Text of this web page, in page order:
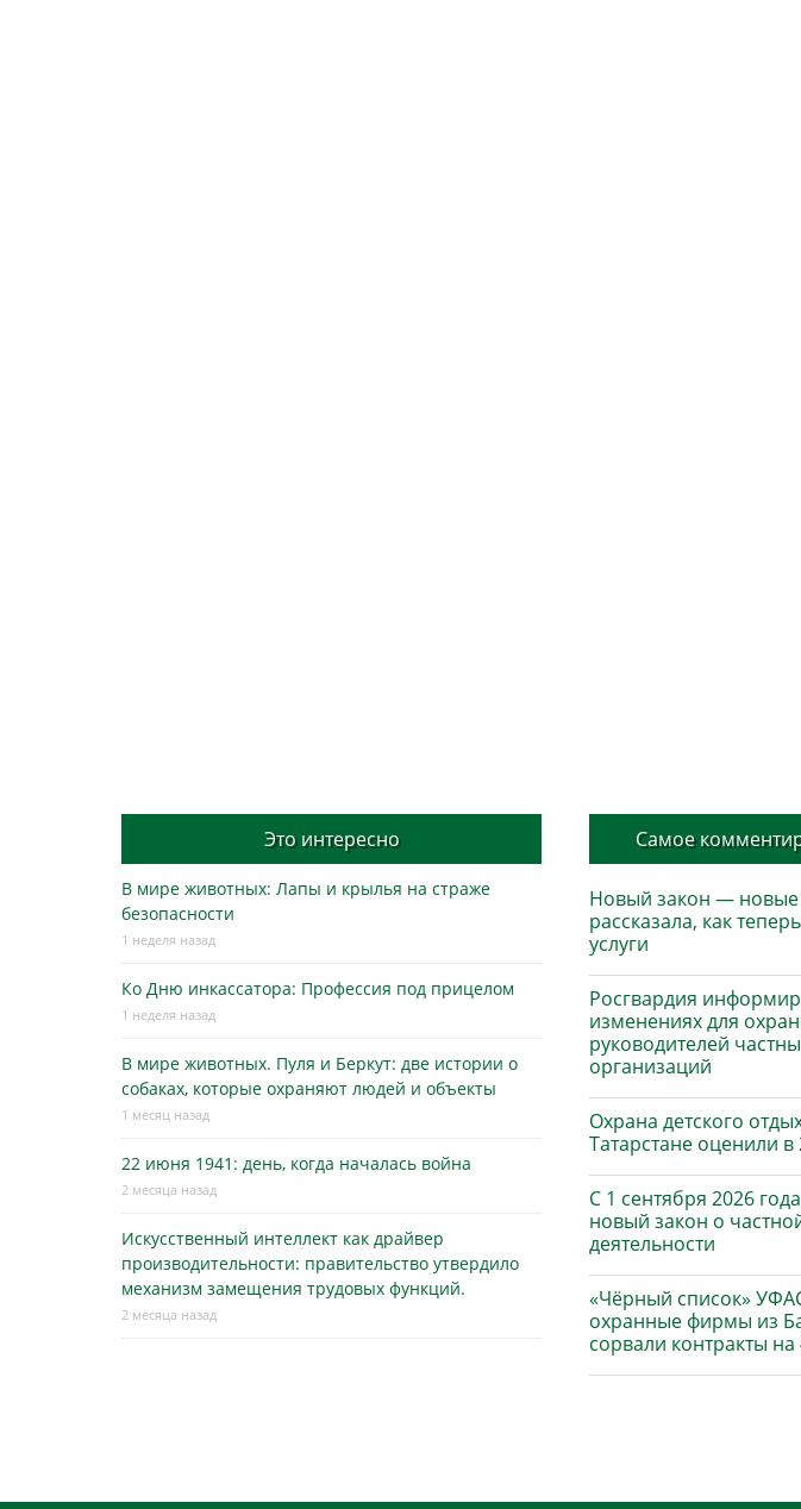
Это интересно
В мире животных: Лапы и крылья на страже
безопасности
1 неделя назад
Ко Дню инкассатора: Профессия под прицелом
1 неделя назад
В мире животных. Пуля и Беркут: две истории о
собаках, которые охраняют людей и объекты
1 месяц назад
22 июня 1941: день, когда началась война
2 месяца назад
Искусственный интеллект как драйвер
производительности: правительство утвердило
механизм замещения трудовых функций.
2 месяца назад
Самое
Новый закон — новые
рассказала, как
услуги
Росгвардия
изменениях для
руководителей
организаций
Охрана детского
Татарстане оценили в
С 1 сентября 2026
новый закон о
деятельности
«Чёрный список»
охранные фирмы из
сорвали контракты